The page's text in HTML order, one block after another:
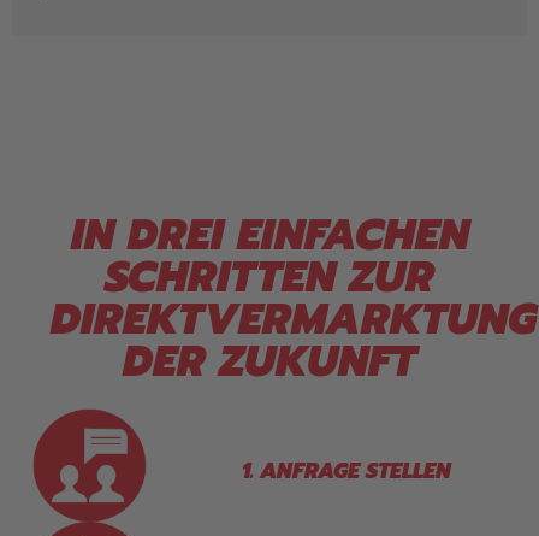
IN DREI EINFACHEN
SCHRITTEN ZUR
DIREKTVERMARKTUNG
DER ZUKUNFT
1. ANFRAGE STELLEN